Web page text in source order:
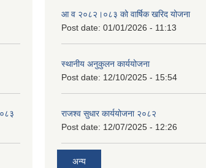
आ व २०८२।०८३ को वार्षिक खरिद योजना
Post date: 01/01/2026 - 11:13
स्थानीय अनुकुलन कार्ययोजना
Post date: 12/10/2025 - 15:54
राजश्व सुधार कार्ययोजना २०८२
Post date: 12/07/2025 - 12:26
अन्य